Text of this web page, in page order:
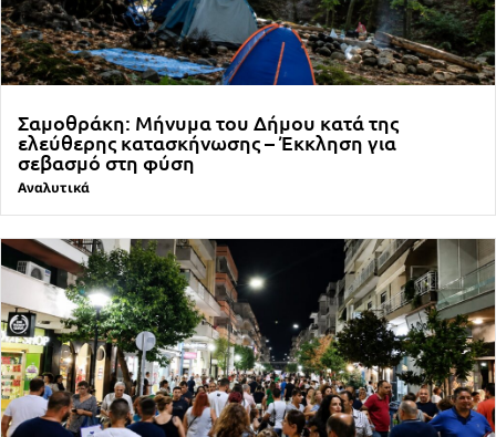
Σαμοθράκη: Μήνυμα του Δήμου κατά της
ελεύθερης κατασκήνωσης – Έκκληση για
σεβασμό στη φύση
Αναλυτικά